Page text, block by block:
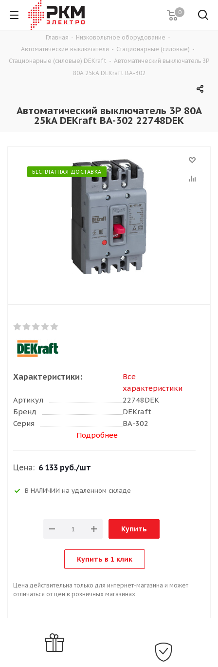
0
Главная - Низковольтное оборудование -
Автоматические выключатели - Стационарные (силовые) -
Стационарные (силовые) DEKraft - Автоматический выключатель 3P
80A 25kA DEKraft ВА-302
Автоматический выключатель 3P 80A
25kA DEKraft ВА-302 22748DEK
БЕСПЛАТНАЯ ДОСТАВКА
Характеристики:
Все
характеристики
Артикул
22748DEK
Бренд
DEKraft
Серия
ВА-302
Подробнее
Цена: 6 133 руб./шт
В НАЛИЧИИ на удаленном складе
Купить
Купить в 1 клик
Цена действительна только для интернет-магазина и может
отличаться от цен в розничных магазинах